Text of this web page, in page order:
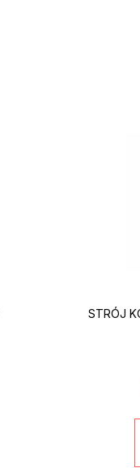
STRÓJ